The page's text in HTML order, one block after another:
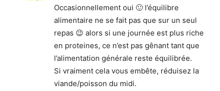
Occasionnellement oui 🙂 l’équilibre
alimentaire ne se fait pas que sur un seul
repas 😉 alors si une journée est plus riche
en proteines, ce n’est pas gênant tant que
l’alimentation générale reste équilibrée.
Si vraiment cela vous embête, réduisez la
viande/poisson du midi.